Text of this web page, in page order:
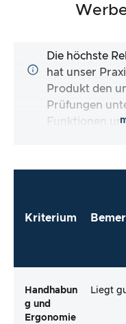
Die höchste
hat unser
Produkt den
Prüfungen
Funktionen
Kriterium
Handhabun
g und
Ergonomie
Liegt